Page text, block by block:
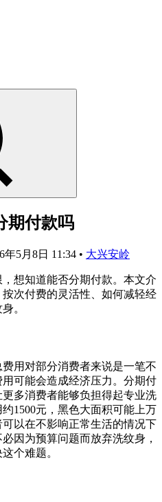
期付款吗
年5月8日 11:34 • 大兴安岭
想知道能否分期付款。本文介
次付费的灵活性、如何减轻经
。
用对部分消费者来说是一笔不
可能会造成经济压力。分期付
多消费者能够负担得起专业洗
1500元，黑色大面积可能上万
以在不影响正常生活的情况下
因为预算问题而放弃洗纹身，
个难题。